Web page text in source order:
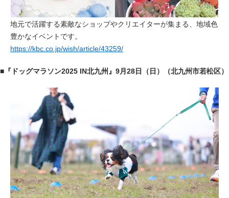
地元で活躍する素敵なショップやクリエイターが集まる、地域色
豊かなイベントです。
https://kbc.co.jp/wish/article/43259/
■ 『ドッグマラソン2025 IN北九州』 9月28日（日）（北九州市若松区）